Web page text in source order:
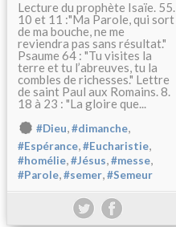
Lecture du prophète Isaïe. 55.
10 et 11 :"Ma Parole, qui sort
de ma bouche, ne me
reviendra pas sans résultat."
Psaume 64 : "Tu visites la
terre et tu l’abreuves, tu la
combles de richesses." Lettre
de saint Paul aux Romains. 8.
18 à 23 : "La gloire que...
#Dieu,#dimanche,
#Espérance #Eucharistie
#homélie #Jésus #messe
#Parole #semer #Semeur